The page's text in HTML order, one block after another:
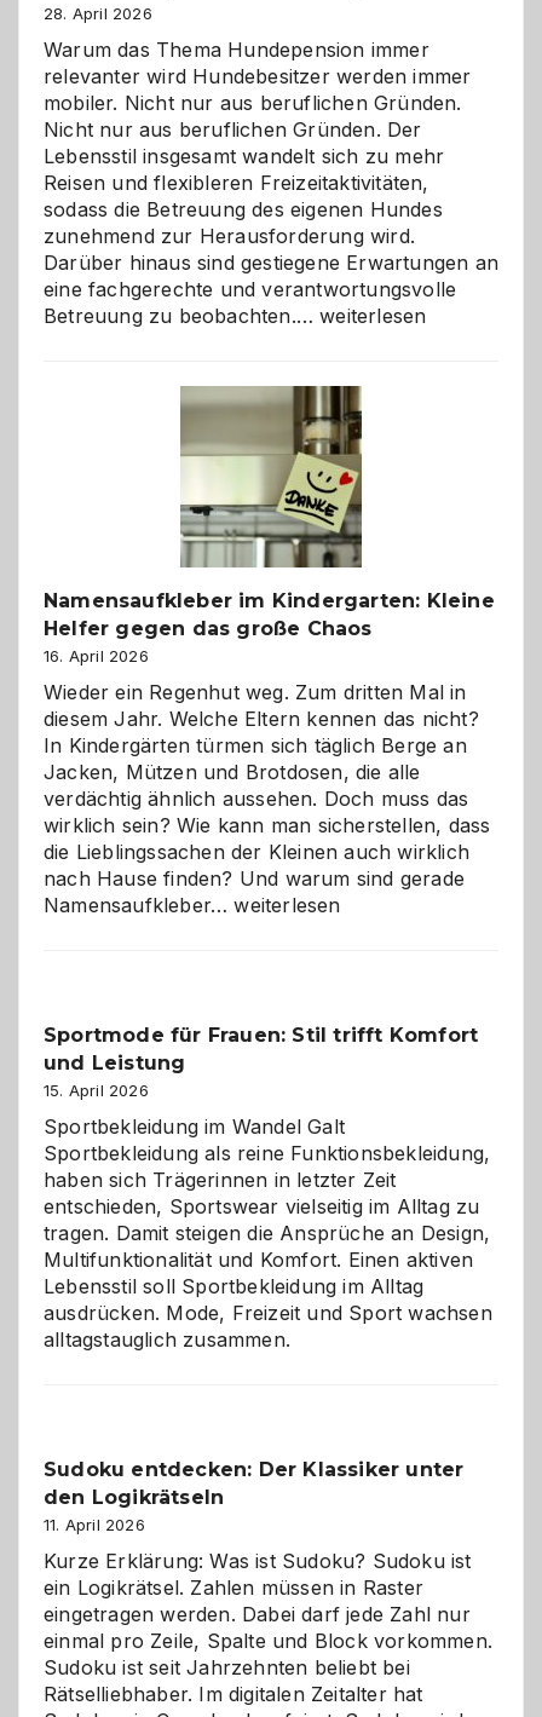
28. April 2026
Warum das Thema Hundepension immer
relevanter wird Hundebesitzer werden immer
mobiler. Nicht nur aus beruflichen Gründen.
Nicht nur aus beruflichen Gründen. Der
Lebensstil insgesamt wandelt sich zu mehr
Reisen und flexibleren Freizeitaktivitäten,
sodass die Betreuung des eigenen Hundes
zunehmend zur Herausforderung wird.
Darüber hinaus sind gestiegene Erwartungen an
eine fachgerechte und verantwortungsvolle
Betreuung zu beobachten.…Betreuung
wann
ist
eine
Hundepension
die
richtige
weiterlesen
Namensaufkleber im Kindergarten: Kleine
Helfer gegen das große Chaos
16. April 2026
Wieder ein Regenhut weg. Zum dritten Mal in
diesem Jahr. Welche Eltern kennen das nicht?
In Kindergärten türmen sich täglich Berge an
Jacken, Mützen und Brotdosen, die alle
verdächtig ähnlich aussehen. Doch muss das
wirklich sein? Wie kann man sicherstellen, dass
die Lieblingssachen der Kleinen auch wirklich
nach Hause finden? Und warum sind gerade
Namensaufkleber…Namensaufkleber
gegen
Chaos
weiterlesen
Sportmode für Frauen: Stil trifft Komfort
und Leistung
15. April 2026
Sportbekleidung im Wandel Galt
Sportbekleidung als reine Funktionsbekleidung,
haben sich Trägerinnen in letzter Zeit
entschieden, Sportswear vielseitig im Alltag zu
tragen. Damit steigen die Ansprüche an Design,
Multifunktionalität und Komfort. Einen aktiven
Lebensstil soll Sportbekleidung im Alltag
ausdrücken. Mode, Freizeit und Sport wachsen
alltagstauglich zusammen.
Sudoku entdecken: Der Klassiker unter
den Logikrätseln
11. April 2026
Kurze Erklärung: Was ist Sudoku? Sudoku ist
ein Logikrätsel. Zahlen müssen in Raster
eingetragen werden. Dabei darf jede Zahl nur
einmal pro Zeile, Spalte und Block vorkommen.
Sudoku ist seit Jahrzehnten beliebt bei
Rätselliebhaber. Im digitalen Zeitalter hat